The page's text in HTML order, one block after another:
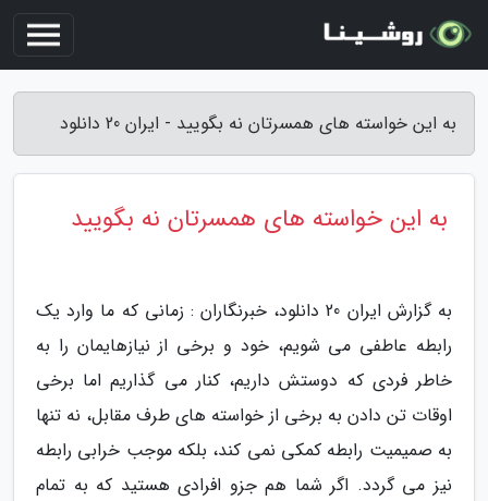
به این خواسته های همسرتان نه بگویید - ایران 20 دانلود
به این خواسته های همسرتان نه بگویید
به گزارش ایران 20 دانلود، خبرنگاران : زمانی که ما وارد یک
رابطه عاطفی می شویم، خود و برخی از نیازهایمان را به
خاطر فردی که دوستش داریم، کنار می گذاریم اما برخی
اوقات تن دادن به برخی از خواسته های طرف مقابل، نه تنها
به صمیمیت رابطه کمکی نمی کند، بلکه موجب خرابی رابطه
نیز می گردد. اگر شما هم جزو افرادی هستید که به تمام